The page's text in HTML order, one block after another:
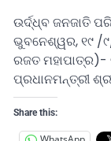
ଉର୍ଦ୍ଧ୍ବ ଜନଜାତି
ଭୁବନେଶ୍ୱର, ୧୯ /
ରଜତ ମହାପାତ୍ର)-
ପ୍ରଧାନମନ୍ତ୍ରୀ
Share this: